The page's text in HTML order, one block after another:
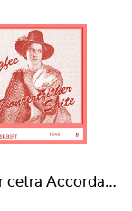
Corde per cetra Accordatura Bavarese